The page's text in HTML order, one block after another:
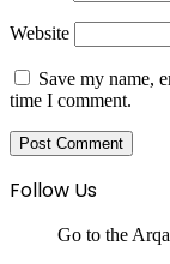
Website
Save my name,
time I comment.
Follow Us
Go to the